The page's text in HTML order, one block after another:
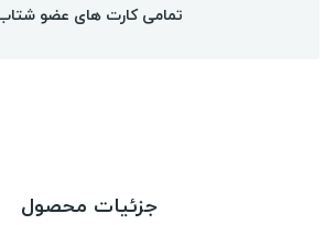
تمامی کارت های عضو
جزئیات محصول